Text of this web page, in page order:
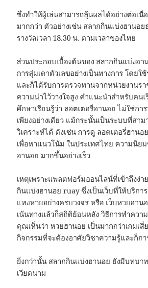
ซึ่งทำให้ผู้เล่นสามารถลุ้นผลได้อย่างต่อเนื่
มากกว่า ตัวอย่างเช่น สลากกินแบ่งฮานอ
รางวัลเวลา 18.30 น. ตามเวลาของไทย
ส่วนประกอบเบื้องต้นของ สลากกินแบ่งฮา
การสุ่มเดาตัวเลขอย่างเป็นทางการ โดยใ
และก็ได้รับการตรวจทานจากหน่วยงานร
ความน่าไว้วางใจสูง คำแนะนำสำหรับคน
ศึกษาเรียนรู้ว่า ลอตเตอรี่ฮานอย ไม่ใช่ก
เพียงอย่างเดียว แม้กระนั้นเป็นระบบที่สา
วิเคราะห์ได้ ดังเช่น การดู ลอตเตอรี่ฮานอ
เพื่อหาแนวโน้ม ในประเทศไทย ความนิย
ฮานอย มากขึ้นอย่างเร็ว
เหตุเพราะแพลตฟอร์มออนไลน์ที่เข้าถึงง่า
กินแบ่งฮานอย ruay ซึ่งเป็นเว็บที่ให้บริกา
แทงหวยอย่างครบวงจร หรือ เว็บหวยฮาน
เน้นทางแล้วก็สถิติย้อนหลัง วิธีการทำควา
คุณเห็นว่า หวยฮานอย เป็นมากกว่าเกมเสี่
กิจกรรมที่จะต้องอาศัยวิชาความรู้และก็ก
ยิ่งกว่านั้น สลากกินแบ่งฮานอย ยังมีบทบา
เวียดนาม